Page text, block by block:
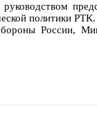
политики РТК.
России,